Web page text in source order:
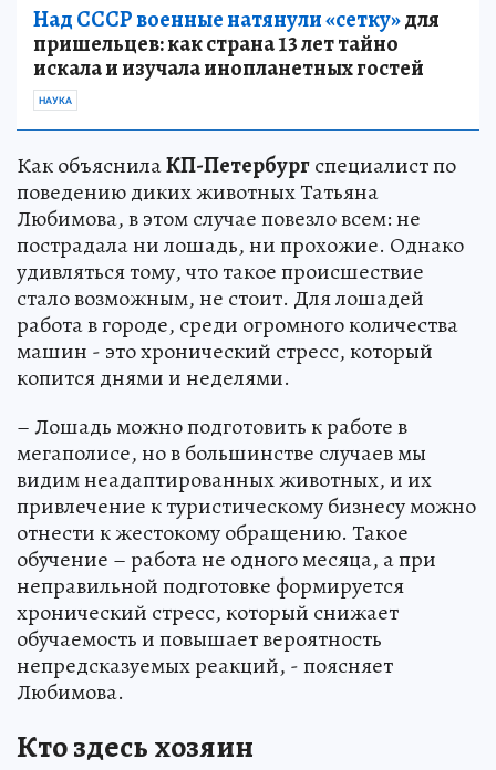
Над СССР военные натянули «сетку»для
пришельцев: как страна 13 лет тайно
искала и изучала инопланетных гостей
НАУКА
Как объяснилаКП-Петербургспециалист по
поведению диких животных Татьяна
Любимова, в этом случае повезло всем: не
пострадала ни лошадь, ни прохожие. Однако
удивляться тому, что такое происшествие
стало возможным, не стоит. Для лошадей
работа в городе, среди огромного количества
машин - это хронический стресс, который
копится днями и неделями.
– Лошадь можно подготовить к работе в
мегаполисе, но в большинстве случаев мы
видим неадаптированных животных, и их
привлечение к туристическому бизнесу можно
отнести к жестокому обращению. Такое
обучение – работа не одного месяца, а при
неправильной подготовке формируется
хронический стресс, который снижает
обучаемость и повышает вероятность
непредсказуемых реакций, - поясняет
Любимова.
Кто здесь хозяин